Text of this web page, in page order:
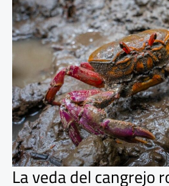
La veda del cangrejo
del
cangrejo
rojo
empezará
el
1
de
septiembre
y
durará
30
días